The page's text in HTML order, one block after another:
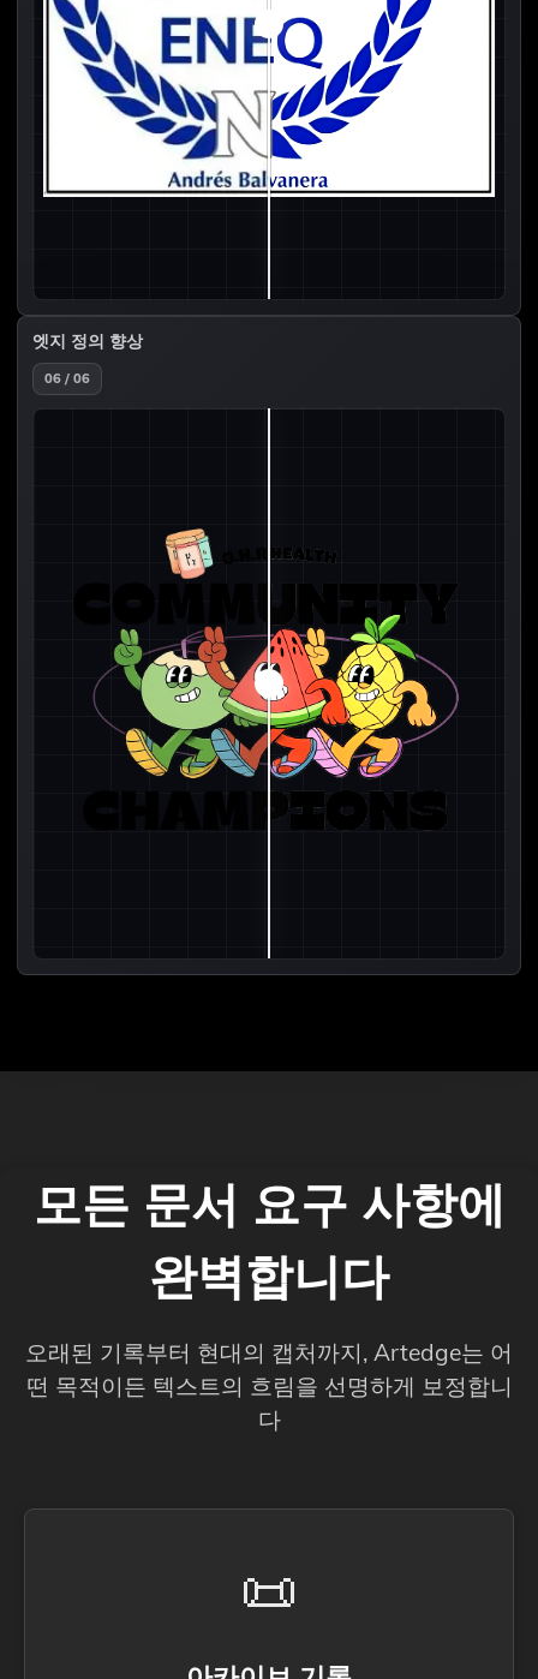
엣지 정의 향상
06 / 06
모든 문서 요구 사항에
완벽합니다
오래된 기록부터 현대의 캡처까지, Artedge는 어
떤 목적이든 텍스트의 흐림을 선명하게 보정합니
다
📜